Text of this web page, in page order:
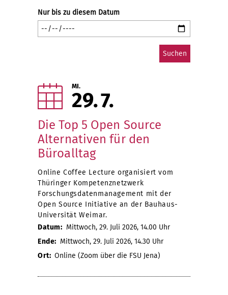
Nur bis zu diesem Datum
MI.
29 7
Die Top 5 Open Source
Alternativen für den
Büroalltag
Online Coffee Lecture organisiert vom
Thüringer Kompetenznetzwerk
Forschungsdatenmanagement mit der
Open Source Initiative an der Bauhaus-
Universität Weimar.
Datum: Mittwoch, 29. Juli 2026, 14.00 Uhr
Ende: Mittwoch, 29. Juli 2026, 14.30 Uhr
Ort: Online (Zoom über die FSU Jena)